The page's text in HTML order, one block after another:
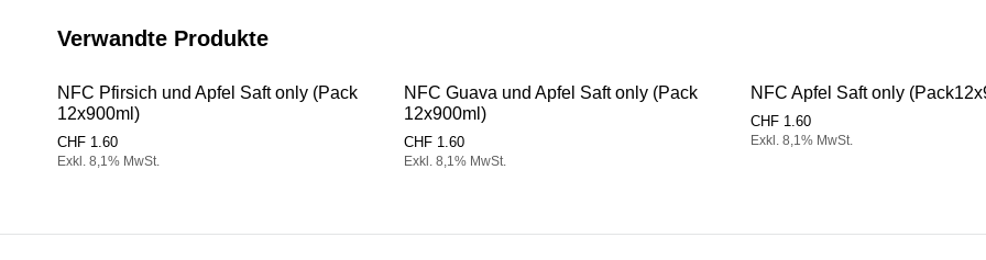
Verwandte Produkte
NFC Pfirsich und Apfel Saft only (Pack
12x900ml)
CHF 1.60
Exkl. 8,1% MwSt.
NFC Guava und Apfel Saft only (Pack
12x900ml)
CHF 1.60
Exkl. 8,1% MwSt.
NFC Apfel Saft only
CHF 1.60
Exkl. 8,1% MwSt.